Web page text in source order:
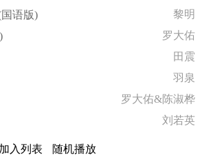
语版)
黎明
罗大佑
田震
羽泉
罗大佑&陈淑桦
刘若英
加入列表 随机播放